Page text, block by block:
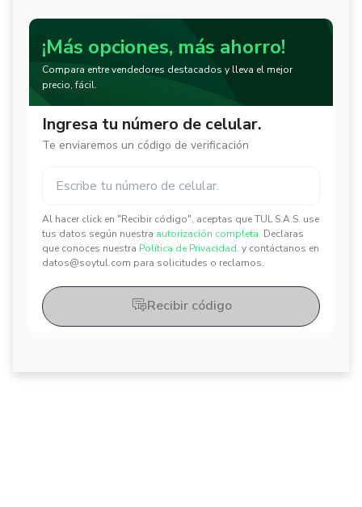
¡Más opciones, más ahorro!
Compara entre vendedores destacados y lleva el mejor
precio, fácil.
Ingresa tu número de celular.
Te enviaremos un código de verificación
Al hacer click en "Recibir código", aceptas que TUL S.A.S. use
tus datos según nuestra autorización completa. Declaras
que conoces nuestra Política de Privacidad. y contáctanos en
datos@soytul.com para solicitudes o reclamos.
✕
✕
Recibir código